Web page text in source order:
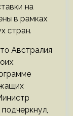
на
в рамках
стран.
Австралия